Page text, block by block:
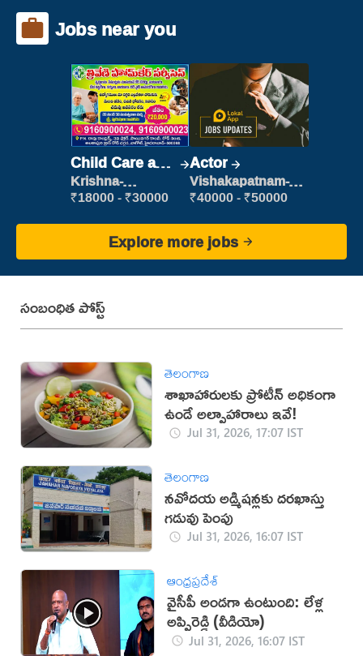
Jobs near you
Child Care and
Patient care
Krishna-
vijayawada
₹18000 - ₹30000
Actor
Vishakapatnam-
new
₹40000 - ₹50000
Explore more jobs
సంబంధిత పోస్ట్
తెలంగాణ
శాఖాహారులకు ప్రోటీన్ అధికంగా
ఉండే అల్పాహారాలు ఇవే!
Jul 31, 2026, 17:07 IST
తెలంగాణ
నవోదయ అడ్మిషన్లకు దరఖాస్తు
గడువు పెంపు
Jul 31, 2026, 16:07 IST
ఆంధ్రప్రదేశ్
వైసీపీ అండగా ఉంటుంది: లేళ్ల
అప్పిరెడ్డి (వీడియో)
Jul 31, 2026, 16:07 IST